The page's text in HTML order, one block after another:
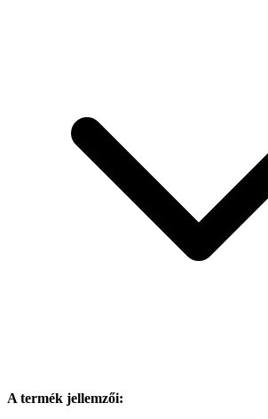
A termék jellemzői: